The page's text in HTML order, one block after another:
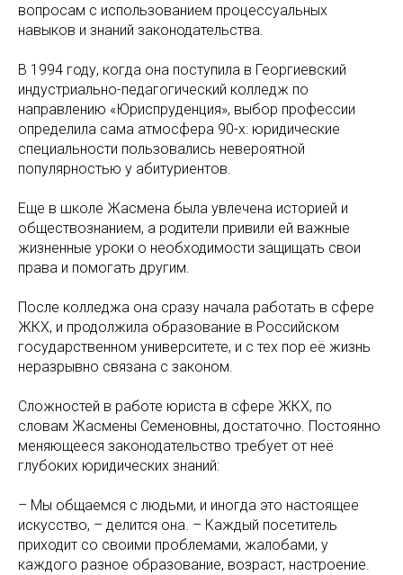
вопросам с использованием процессуальных
навыков и знаний законодательства.
В 1994 году, когда она поступила в Георгиевский
индустриально-педагогический колледж по
направлению «Юриспруденция», выбор профессии
определила сама атмосфера 90-х: юридические
специальности пользовались невероятной
популярностью у абитуриентов.
Еще в школе Жасмена была увлечена историей и
обществознанием, а родители привили ей важные
жизненные уроки о необходимости защищать свои
права и помогать другим.
После колледжа она сразу начала работать в сфере
ЖКХ, и продолжила образование в Российском
государственном университете, и с тех пор её жизнь
неразрывно связана с законом.
Сложностей в работе юриста в сфере ЖКХ, по
словам Жасмены Семеновны, достаточно. Постоянно
меняющееся законодательство требует от неё
глубоких юридических знаний:
– Мы общаемся с людьми, и иногда это настоящее
искусство, – делится она. – Каждый посетитель
приходит со своими проблемами, жалобами, у
каждого разное образование, возраст, настроение.